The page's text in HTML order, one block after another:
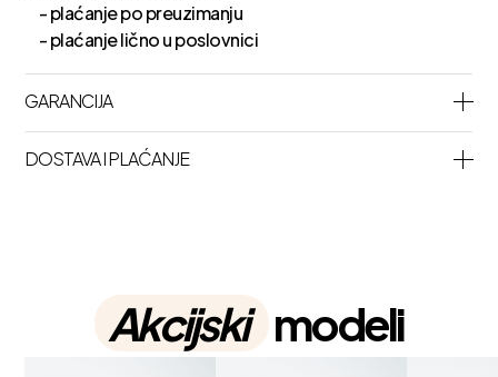
- plaćanje po preuzimanju
- plaćanje lično u poslovnici
GARANCIJA
DOSTAVA I PLAĆANJE
Akcijski modeli